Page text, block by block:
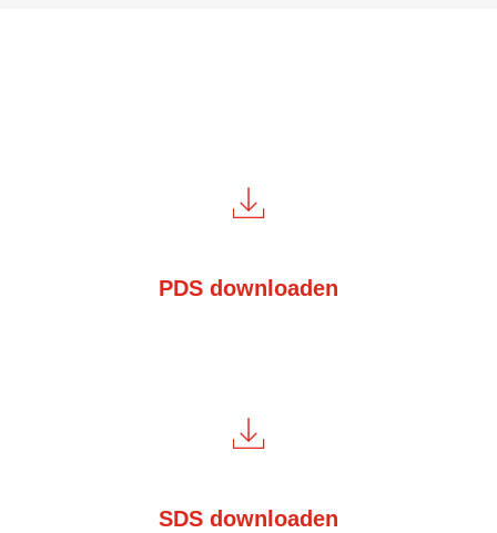
PDS downloaden
SDS downloaden